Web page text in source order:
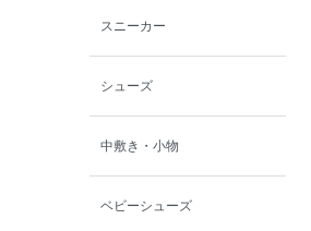
スニーカー
シューズ
中敷き・小物
ベビーシューズ